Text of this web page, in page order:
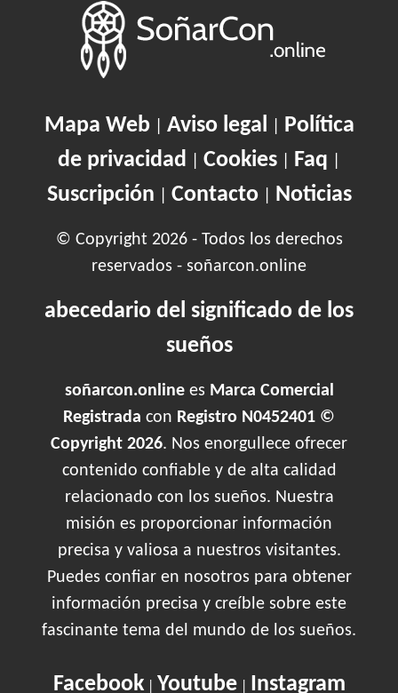
Mapa Web| Aviso legal
Política
de privacidad
Cookies Faq
Suscripción Contacto| Noticias
© Copyright 2026 - Todos los derechos
reservados - soñarcon.online
abecedario del significado de los
sueños
soñarcon.onlinees Marca Comercial
Registrada con Registro N0452401 ©
Copyright 2026. Nos enorgullece ofrecer
contenido confiable y de alta calidad
relacionado con los sueños. Nuestra
misión es proporcionar información
precisa y valiosa a nuestros visitantes.
Puedes confiar en nosotros para obtener
información precisa y creíble sobre este
fascinante tema del mundo de los sueños.
Facebook| Youtube| Instagram